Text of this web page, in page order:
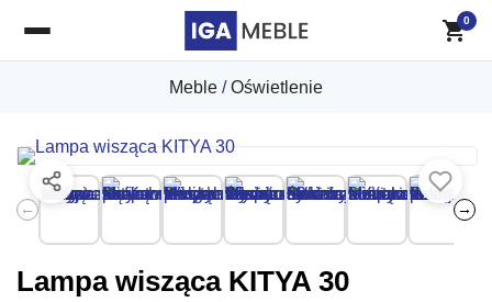
Meble /Oświetlenie
← →
Lampa wisząca KITYA 30
0